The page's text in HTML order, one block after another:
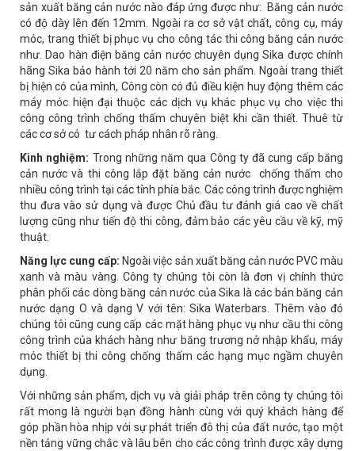
sản xuất băng cản nước nào đáp ứng được như: Băng cản nước
có độ dày lên đến 12mm. Ngoài ra cơ sở vật chất, công cụ, máy
móc, trang thiết bị phục vụ cho công tác thi công băng cản nước
như. Dao hàn điện băng cản nước chuyên dụng Sika được chính
hãng Sika bảo hành tới 20 năm cho sản phẩm. Ngoài trang thiết
bị hiện có của mình, Công còn có đủ điều kiện huy động thêm các
máy móc hiện đại thuộc các dịch vụ khác phục vụ cho việc thi
công công trình chống thấm chuyên biệt khi cần thiết. Thuê từ
các cơ sở có tư cách pháp nhân rõ ràng.
Kinh nghiệm: Trong những năm qua Công ty đã cung cấp băng
cản nước và thi công lắp đặt băng cản nước chống thấm cho
nhiều công trình tại các tỉnh phía bắc. Các công trình được nghiệm
thu đưa vào sử dụng và được Chủ đầu tư đánh giá cao về chất
lượng cũng như tiến độ thi công, đảm bảo các yêu cầu về kỹ, mỹ
thuật.
Năng lực cung cấp: Ngoài việc sản xuất băng cản nước PVC màu
xanh và màu vàng. Công ty chúng tôi còn là đơn vị chính thức
phân phối các dòng băng cản nước của Sika là các bản băng cản
nước dạng O và dạng V với tên: Sika Waterbars. Thêm vào đó
chúng tôi cũng cung cấp các mặt hàng phục vụ như cầu thi công
công trình của khách hàng như băng trương nở nhập khẩu, máy
móc thiết bị thi công chống thấm các hạng mục ngầm chuyên
dụng.
Với những sản phẩm, dịch vụ và giải pháp trên công ty chúng tôi
rất mong là người bạn đồng hành cùng với quý khách hàng để
góp phần hòa nhịp với sự phát triển đô thị của đất nước, tạo một
nền tảng vững chắc và lâu bên cho các công trình được xây dựng